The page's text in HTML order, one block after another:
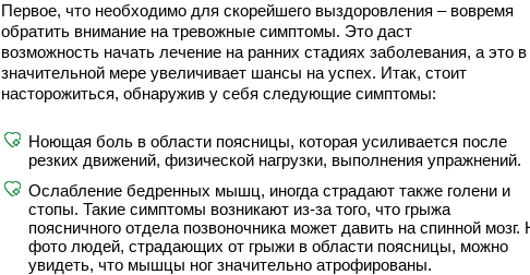
Первое, что необходимо для скорейшего выздоровления – вовремя
обратить внимание на тревожные симптомы. Это даст
возможность начать лечение на ранних стадиях заболевания, а это в
значительной мере увеличивает шансы на успех. Итак, стоит
насторожиться, обнаружив у себя следующие симптомы:
Ноющая боль в области поясницы, которая усиливается после
резких движений, физической нагрузки, выполнения упражнений.
Ослабление бедренных мышц, иногда страдают также голени и
стопы. Такие симптомы возникают из-за того, что грыжа
поясничного отдела позвоночника может давить на спинной мозг.
фото людей, страдающих от грыжи в области поясницы, можно
увидеть, что мышцы ног значительно атрофированы.